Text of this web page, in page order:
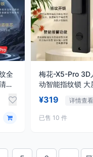
全
可
梅花-X5-Pro 3D
动智能指纹锁 大
¥319 详情查
已售 10 件